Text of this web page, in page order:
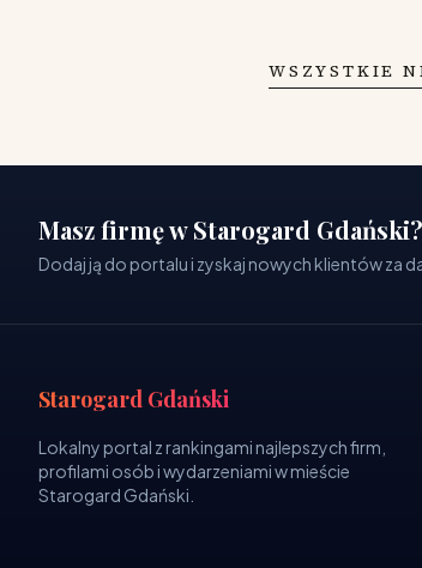
WSZYSTKIE
Masz firmę w Starogard Gdański?
Dodaj ją do portalu i zyskaj nowych klientów za
Starogard Gdański
Lokalny portal z rankingami najlepszych firm,
profilami osób i wydarzeniami w mieście
Starogard Gdański.